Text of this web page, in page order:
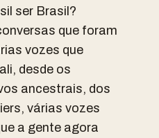
ser Brasil?
que foram
vozes que
desde os
ancestrais, dos
várias vozes
a gente agora